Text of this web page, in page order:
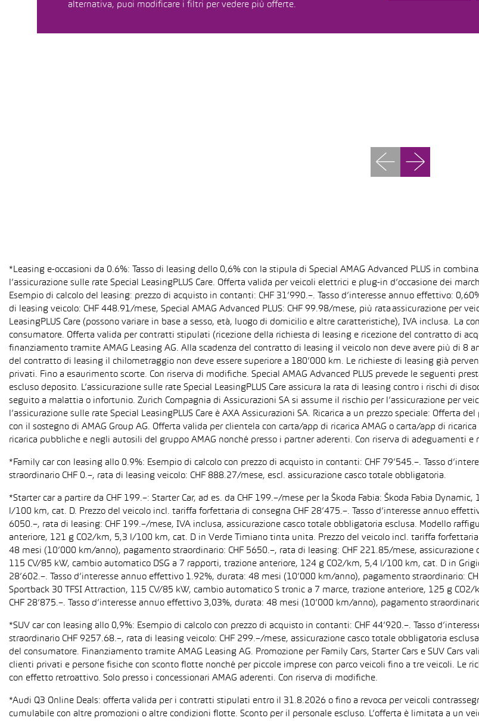
alternativa, puoi modificare i filtri per vedere più offerte.
*Leasing e-occasioni da 0.6%: Tasso di leasing dello 0,6% con la stipula di Special AMAG Advanced PLUS in
l’assicurazione sulle rate Special LeasingPLUS Care. Offerta valida per veicoli elettrici e plug-in d’occasione dei
Esempio di calcolo del leasing: prezzo di acquisto in contanti: CHF 31’990.–. Tasso d’interesse annuo effettivo:
di leasing veicolo: CHF 448.91/mese, Special AMAG Advanced PLUS: CHF 99.98/mese, più rata assicurazione per
LeasingPLUS Care (possono variare in base a sesso, età, luogo di domicilio e altre caratteristiche), IVA inclusa. La
consumatore. Offerta valida per contratti stipulati (ricezione della richiesta di leasing e ricezione del contratto di
finanziamento tramite AMAG Leasing AG. Alla scadenza del contratto di leasing il veicolo non deve avere più di 8
del contratto di leasing il chilometraggio non deve essere superiore a 180’000 km. Le richieste di leasing già
privati. Fino a esaurimento scorte. Con riserva di modifiche. Special AMAG Advanced PLUS prevede le seguenti
escluso deposito. L’assicurazione sulle rate Special LeasingPLUS Care assicura la rata di leasing contro i rischi di
seguito a malattia o infortunio. Zurich Compagnia di Assicurazioni SA si assume il rischio per l’assicurazione per
l’assicurazione sulle rate Special LeasingPLUS Care è AXA Assicurazioni SA. Ricarica a un prezzo speciale:
con il sostegno di AMAG Group AG. Offerta valida per clientela con carta/app di ricarica AMAG o carta/app di
ricarica pubbliche e negli autosili del gruppo AMAG nonché presso i partner aderenti. Con riserva di adeguamenti e
*Family car con leasing allo 0.9%: Esempio di calcolo con prezzo di acquisto in contanti: CHF 79’545.–. Tasso
straordinario CHF 0.–, rata di leasing veicolo: CHF 888.27/mese, escl. assicurazione casco totale obbligatoria.
*Starter car a partire da CHF 199.–: Starter Car, ad es. da CHF 199.–/mese per la Škoda Fabia: Škoda Fabia
l/100 km, cat. D. Prezzo del veicolo incl. tariffa forfettaria di consegna CHF 28’475.–. Tasso d’interesse annuo
6050.–, rata di leasing: CHF 199.–/mese, IVA inclusa, assicurazione casco totale obbligatoria esclusa. Modello
anteriore, 121 g CO2/km, 5,3 l/100 km, cat. D in Verde Timiano tinta unita. Prezzo del veicolo incl. tariffa forfettaria
48 mesi (10’000 km/anno), pagamento straordinario: CHF 5650.–, rata di leasing: CHF 221.85/mese,
115 CV/85 kW, cambio automatico DSG a 7 rapporti, trazione anteriore, 124 g CO2/km, 5,4 l/100 km, cat. D in
28’602.–. Tasso d’interesse annuo effettivo 1.92%, durata: 48 mesi (10’000 km/anno), pagamento straordinario:
Sportback 30 TFSI Attraction, 115 CV/85 kW, cambio automatico S tronic a 7 marce, trazione anteriore, 125 g
CHF 28’875.–. Tasso d’interesse annuo effettivo 3,03%, durata: 48 mesi (10’000 km/anno), pagamento
*SUV car con leasing allo 0,9%: Esempio di calcolo con prezzo di acquisto in contanti: CHF 44’920.–. Tasso
straordinario CHF 9257.68.–, rata di leasing veicolo: CHF 299.–/mese, assicurazione casco totale obbligatoria
del consumatore. Finanziamento tramite AMAG Leasing AG. Promozione per Family Cars, Starter Cars e SUV Cars
clienti privati e persone fisiche con sconto flotte nonché per piccole imprese con parco veicoli fino a tre veicoli. Le
con effetto retroattivo. Solo presso i concessionari AMAG aderenti. Con riserva di modifiche.
*Audi Q3 Online Deals: offerta valida per i contratti stipulati entro il 31.8.2026 o fino a revoca per veicoli
cumulabile con altre promozioni o altre condizioni flotte. Sconto per il personale escluso. L’offerta è limitata a un